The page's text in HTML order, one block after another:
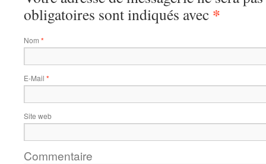
obligatoires sont indiqués avec *
Nom *
E-Mail *
Site web
Commentaire